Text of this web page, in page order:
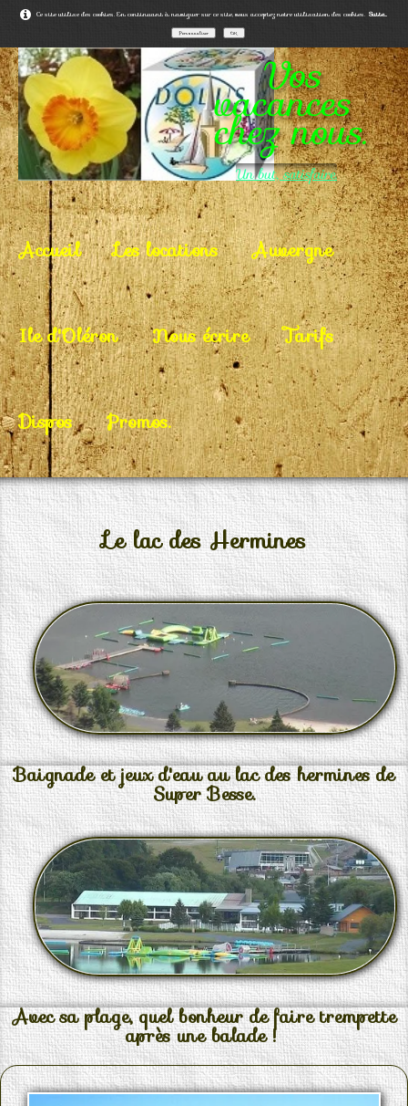
Ce site utilise des cookies. En continuant à naviguer sur ce site, vous acceptez notre utilisation des cookies. Suite...
Personnaliser OK
Vos
vacances
chez nous.
Un but, satisfaire.
Accueil Les locations Auvergne
Ile d'Oléron Nous écrire Tarifs
Dispos Promos.
Le lac des Hermines
Baignade et jeux d'eau au lac des hermines de
Super Besse.
Avec sa plage, quel bonheur de faire trempette
après une balade !